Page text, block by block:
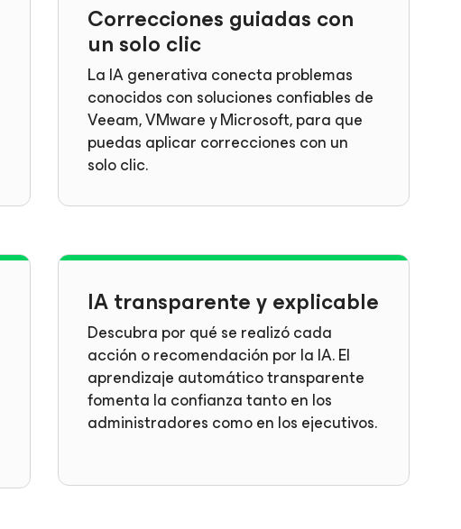
Correcciones guiadas con
un solo clic
La IA generativa conecta problemas
conocidos con soluciones confiables de
Veeam, VMware y Microsoft, para que
puedas aplicar correcciones con un
solo clic.
IA transparente y explicable
Descubra por qué se realizó cada
acción o recomendación por la IA. El
aprendizaje automático transparente
fomenta la confianza tanto en los
administradores como en los ejecutivos.